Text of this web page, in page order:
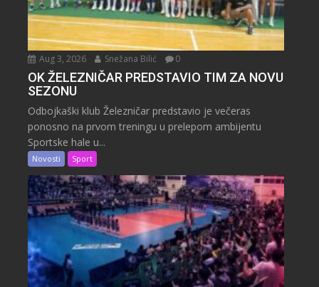
Aug 3, 2026 Snežana Bilić 0
OK ŽELEZNIČAR PREDSTAVIO TIM ZA NOVU
SEZONU
Odbojkaški klub Železničar predstavio je večeras
ponosno na prvom treningu u prelepom ambijentu
Sportske hale u...
Novosti Sport